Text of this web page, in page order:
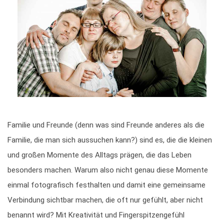
Familie und Freunde (denn was sind Freunde anderes als die
Familie, die man sich aussuchen kann?) sind es, die die kleinen
und großen Momente des Alltags prägen, die das Leben
besonders machen. Warum also nicht genau diese Momente
einmal fotografisch festhalten und damit eine gemeinsame
Verbindung sichtbar machen, die oft nur gefühlt, aber nicht
benannt wird? Mit Kreativität und Fingerspitzengefühl